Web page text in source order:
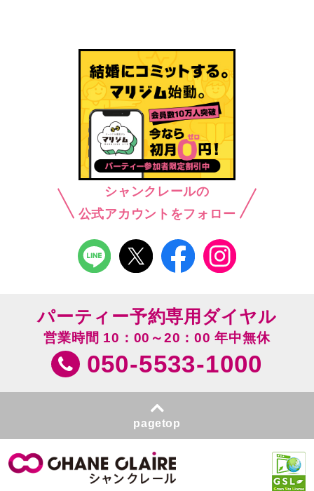
シャンクレールの
公式アカウントをフォロー
パーティー予約専用ダイヤル
営業時間 10：00～20：00 年中無休
050-5533-1000
pagetop